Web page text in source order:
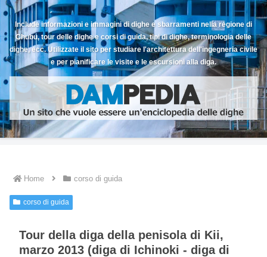
Include informazioni e immagini di dighe e sbarramenti nella regione di
Chubu, tour delle dighe e corsi di guida, tipi di dighe, terminologia delle
dighe, ecc. Utilizzate il sito per studiare l'architettura dell'ingegneria civile
e per pianificare le visite e le escursioni alla diga.
Home corso di guida
corso di guida
Tour della diga della penisola di Kii,
marzo 2013 (diga di Ichinoki - diga di